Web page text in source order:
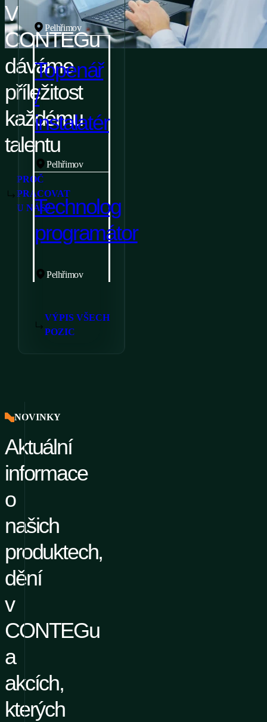
V
CONTEGu
dáváme
příležitost
každému
talentu
PROČ
PRACOVAT
U NÁS?
Pelhřimov
Topenář
/
instalatér
Pelhřimov
Technolog
programátor
Pelhřimov
VÝPIS VŠECH
POZIC
NOVINKY
Aktuální
informace
o
našich
produktech,
dění
v
CONTEGu
a
akcích,
kterých